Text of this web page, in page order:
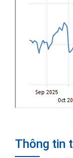
Thông tin